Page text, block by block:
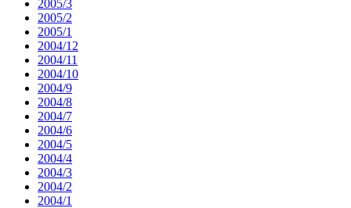
2005/3
2005/2
2005/1
2004/12
2004/11
2004/10
2004/9
2004/8
2004/7
2004/6
2004/5
2004/4
2004/3
2004/2
2004/1